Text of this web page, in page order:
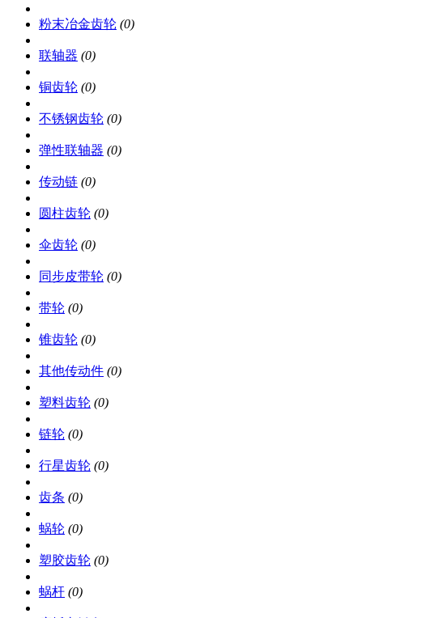
粉末冶金齿轮 (0)
联轴器 (0)
铜齿轮 (0)
不锈钢齿轮 (0)
弹性联轴器 (0)
传动链 (0)
圆柱齿轮 (0)
伞齿轮 (0)
同步皮带轮 (0)
带轮 (0)
锥齿轮 (0)
其他传动件 (0)
塑料齿轮 (0)
链轮 (0)
行星齿轮 (0)
齿条 (0)
蜗轮 (0)
塑胶齿轮 (0)
蜗杆 (0)